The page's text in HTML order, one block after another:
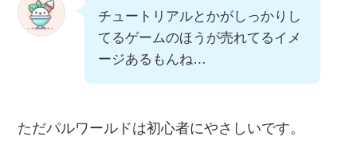
チュートリアルとかがしっかりし
てるゲームのほうが売れてるイメ
ージあるもんね…
ただパルワールドは初心者にやさしいです。